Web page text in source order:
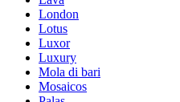
London
Lotus
Luxor
Luxury
Mola di bari
Mosaicos